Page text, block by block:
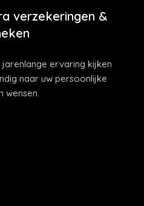
verzekeringen &
jarenlange ervaring kijken
naar uw persoonlijke
wensen.